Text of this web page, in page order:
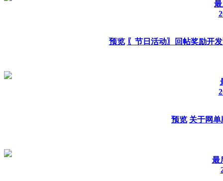
预览 〖节日活动〗回帖奖励开
预览 关于网
最